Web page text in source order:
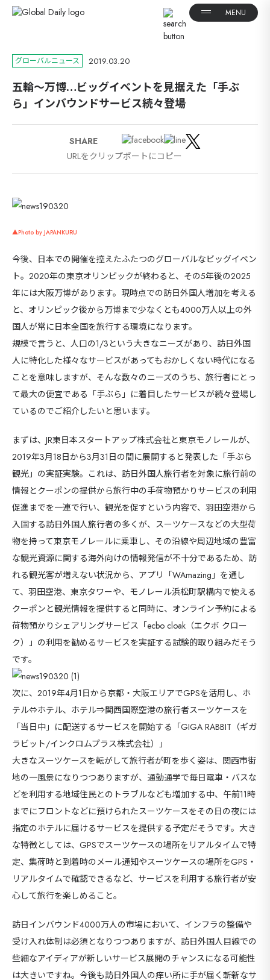
海外
9カ国発！厳
グローバルニュース 2019.03.20
五輪～万博…ビッグイベントを見据えた「手ぶ
ら」インバウンドサービス続々登場
SHARE
URLをクリップポートにコピー
▲Photo by JAPANKURU
今後、日本での開催を控えたふたつのグローバルなビッグイベン
ト。2020年の東京オリンピックが終わると、その5年後の2025
年には大阪万博があります。現時点での訪日外国人増加を考える
と、オリンピック後から万博まで少なくとも4000万人以上の外
国人が常に日本全国を旅行する環境になります。
規模で言うと、人口の1/3という大きなニーズがあり、訪日外国
人に特化した様々なサービスがあってもおかしくない時代になる
ことを意味しますが、そんな数々のニーズのうち、旅行者にとっ
て最大の便宜である「手ぶら」に着目したサービスが続々登場し
ているのでご紹介したいと思います。
まずは、JR東日本スタートアップ株式会社と東京モノレールが、
2019年3月18日から3月31日の間に展開すると発表した「手ぶら
観光」の実証実験。これは、訪日外国人旅行者を対象に旅行前の
情報とクーポンの提供から旅行中の手荷物預かりサービスの利用
促進までを一連で行い、観光を促すという内容で、羽田空港から
入国する訪日外国人旅行者の多くが、スーツケースなどの大型荷
物を持って東京モノレールに乗車し、その沿線や周辺地域の豊富
な観光資源に関する海外向けの情報発信が不十分であるため、訪
れる観光客が増えない状況から、アプリ「WAmazing」を通し
て、羽田空港、東京タワーや、モノレール浜松町駅構内で使える
クーポンと観光情報を提供すると同時に、オンライン予約による
荷物預かりシェアリングサービス「ecbo cloak（エクボ クロー
ク）」の利用を勧めるサービスを実証する試験的取り組みだそう
です。
次に、2019年4月1日から京都・大阪エリアでGPSを活用し、ホ
テル⇔ホテル、ホテル⇒関西国際空港の旅行者スーツケースを
「当日中」に配送するサービスを開始する「GIGA RABBIT（ギガ
ラビット/インクロムプラス株式会社）」
大きなスーツケースを転がして旅行者が町を歩く姿は、関西市街
地の一風景になりつつありますが、通勤通学で毎日電車・バスな
どを利用する地域住民とのトラブルなども増加する中、午前11時
までにフロントなどに預けられたスーツケースをその日の夜には
指定のホテルに届けるサービスを提供する予定だそうです。大き
な特徴としては、GPSでスーツケースの場所をリアルタイムで特
定、集荷時と到着時のメール通知やスーツケースの場所をGPS・
リアルタイムで確認できるなど、サービスを利用する旅行者が安
心して旅行を楽しめること。
訪日インバウンド4000万人の市場において、インフラの整備や
受け入れ体制は必須となりつつありますが、訪日外国人目線での
些細なアイディアが新しいサービス展開のチャンスになる可能性
は大きいですね。今後も訪日外国人の痒い所に手が届く斬新なサ